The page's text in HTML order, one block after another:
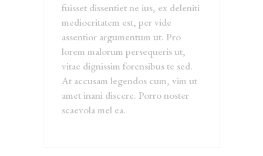
fuisset dissentiet ne ius, ex deleniti
mediocritatem est, per vide
assentior argumentum ut. Pro
lorem malorum persequeris ut,
vitae dignissim forensibus te sed.
At accusam legendos cum, vim ut
amet inani discere. Porro noster
scaevola mel ea.